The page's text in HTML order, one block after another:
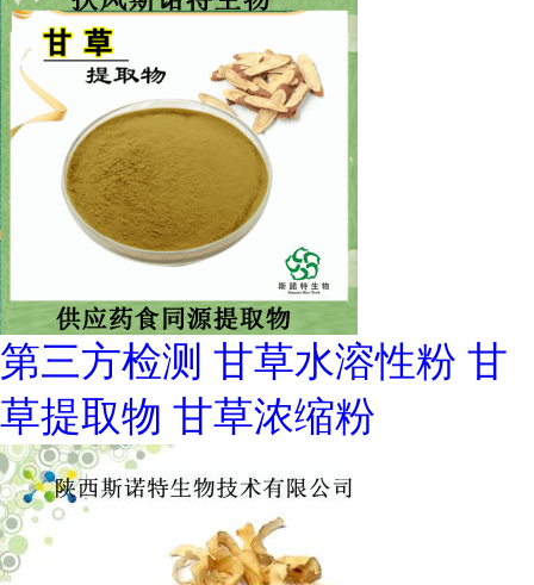
第三方检测 甘草水溶性粉 甘
草提取物 甘草浓缩粉